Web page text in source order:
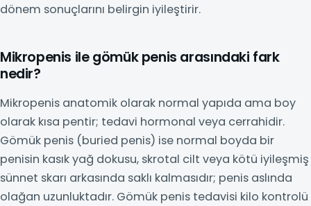
dönem sonuçlarını belirgin iyileştirir.
Mikropenis ile gömük penis arasındaki fark
nedir?
Mikropenis anatomik olarak normal yapıda ama boy
olarak kısa pentir; tedavi hormonal veya cerrahidir.
Gömük penis (buried penis) ise normal boyda bir
penisin kasık yağ dokusu, skrotal cilt veya kötü iyileşmiş
sünnet skarı arkasında saklı kalmasıdır; penis aslında
olağan uzunluktadır. Gömük penis tedavisi kilo kontrolü